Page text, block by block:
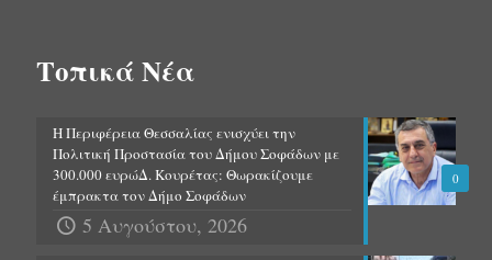
Τοπικά Νέα
0
Η Περιφέρεια Θεσσαλίας ενισχύει την
Πολιτική Προστασία του Δήμου Σοφάδων με
300.000 ευρώΔ. Κουρέτας: Θωρακίζουμε
έμπρακτα τον Δήμο Σοφάδων
5 Αυγούστου, 2026